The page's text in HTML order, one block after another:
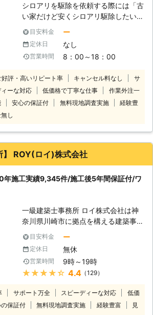
心に地域にお住まいのお客様からシロ
アリ駆除＆予防消毒のご依頼を承って
いる床下工事に強い総合リフォームの
会社です。（水回りリフォームや内装
リフォームでもご依頼をいただいてお
を紹介いたします。 【床下工事の施
工実績500件以上！株式会社ALTの強
み】 ①施工は自社施工で、下請け業
者を使うことはありません。中間マー
「ハチクサンFL」「ハチクサンME」
を同時に使用します。 ハチクサンは
しい薬剤として「公益財団法人文化財
臭いもなく持続効果も高いためシロア
リを確実に駆除することができます。
そのため、ハチクサンは一級家屋や文
化財などのシロアリ駆除にも使用され
ています。 ③シロアリ駆除を株式会
社ALTで施工いただいた場合は、5年
間の再施工保証が付いています。 施
工後に万が一シロアリが発生していた
ら無償で再施工します。 また『施工
をしたらやりっぱなしで確認をしな
シロアリを駆除を依頼する際には「古
い家だけど安くシロアリ駆除したい」
「技術が確かな業者に任せたい」と業
者探しもこだわりたいですよね。 そ
んなときは悠ホーム株式会社にシロア
リ駆除をお任せください。当店は築年
宅でもお安く対応できます。 ただ安
いだけでなく日本しろあり対策協会が
認定した「しろあり防除施工士」の資
方法をご提案します。 当店は総合リ
フォーム業者であるため、シロアリ被
害で傷んでしまった「木部交換」「床
の張替え」「内装リフォーム」とった
修繕も得意としています。早ければ駆
家づくりをお手伝いします！
目安料金 ー
定休日 なし
営業時間 8：00～18：00
好評・高いリピート率 キャンセル料なし
サ
ーな対応 低価格で丁寧な仕事
作業外注一
安心の保証付 無料現地調査実施
経験豊
し
】 ROY(ロイ)株式会社
施工実績9,345件/施工後5年間保証付/ワ
一級建築士事務所 ロイ株式会社は神
奈川県川崎市に拠点を構える建築事務
所です。 リフォームを手掛ける傍
ら、害獣や害虫などの駆除作業にも対
応しております。 中でもシロアリ駆
除は、 ①5年間の保証付き ②作業中
に周辺を汚さぬよう養生を徹底！ ③
ラン※セットならではの特別価格 この
ように弊社ならではの特別サービスで
目安料金 ー
定休日 無休
営業時間 9時～19時
★★★★★ 4.4（129）
サポート万全 スピーディーな対応
低価
保証付 無料現地調査実施 経験豊富
見